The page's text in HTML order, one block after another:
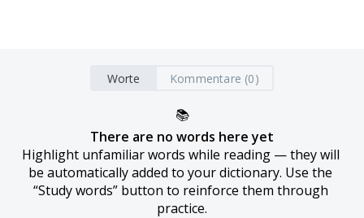
Worte Kommentare (0)
📚
There are no words here yet
Highlight unfamiliar words while reading — they will
be automatically added to your dictionary. Use the
“Study words” button to reinforce them through
practice.